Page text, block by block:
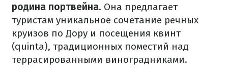
родина портвейна. Она предлагает
туристам уникальное сочетание речных
круизов по Дору и посещения квинт
(quinta), традиционных поместий над
террасированными виноградниками.